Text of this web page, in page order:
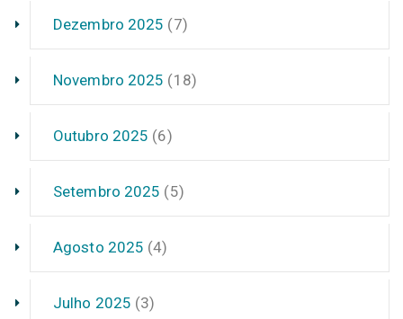
Dezembro 2025 (7)
Novembro 2025 (18)
Outubro 2025 (6)
Setembro 2025 (5)
Agosto 2025 (4)
Julho 2025 (3)